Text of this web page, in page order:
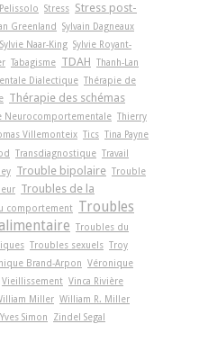
Stress Stress post-
Greenland
Sylvain Dagneaux
Sylvie Naar-King Sylvie Royant-
Tabagisme TDAH Thanh-Lan
Dialectique Thérapie de
Thérapie des schémas
Neurocomportementale Thierry
Villemonteix Tics Tina Payne
Transdiagnostique Travail
Trouble bipolaire Trouble
Troubles de la
comportement
Troubles
Troubles du
Troubles sexuels Troy
Brand-Arpon Véronique
Vieillissement Vinca Rivière
Miller William R. Miller
Yves Simon Zindel Segal